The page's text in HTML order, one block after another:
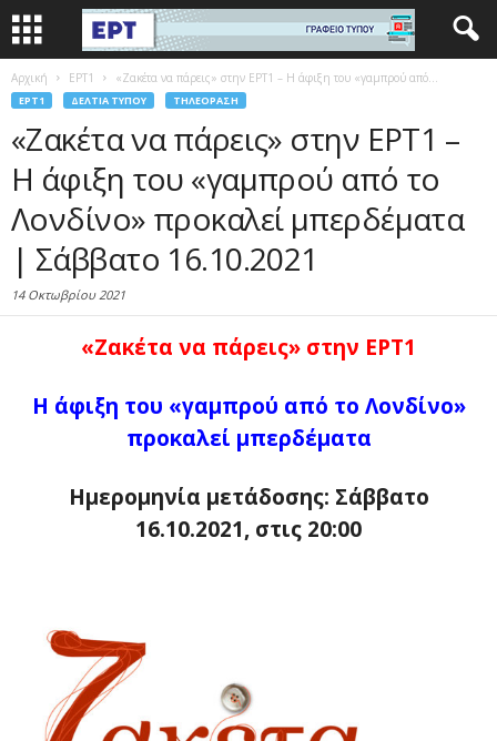
Αρχική EΡΤ1 «Ζακέτα να πάρεις» στην ΕΡΤ1 – Η άφιξη του «γαμπρού από...
EΡΤ1 ΔΕΛΤΊΑ ΤΎΠΟΥ ΤΗΛΕΌΡΑΣΗ
«Ζακέτα να πάρεις» στην ΕΡΤ1 –
Η άφιξη του «γαμπρού από το
Λονδίνο» προκαλεί μπερδέματα
| Σάββατο 16.10.2021
14 Οκτωβρίου 2021
«Ζακέτα να πάρεις» στην ΕΡΤ1
Η άφιξη του «γαμπρού από το Λονδίνο»
προκαλεί μπερδέματα
Ημερομηνία μετάδοσης: Σάββατο
16.10.2021, στις 20:00